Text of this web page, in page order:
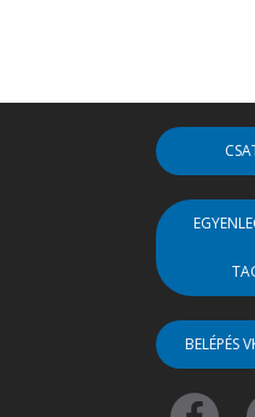
BELÉPÉS